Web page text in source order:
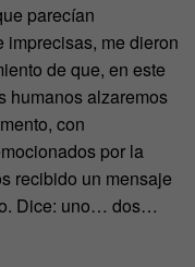
parecían
me dieron
de que, en este
humanos alzaremos
con
por la
recibido un mensaje
Dice: uno… dos…